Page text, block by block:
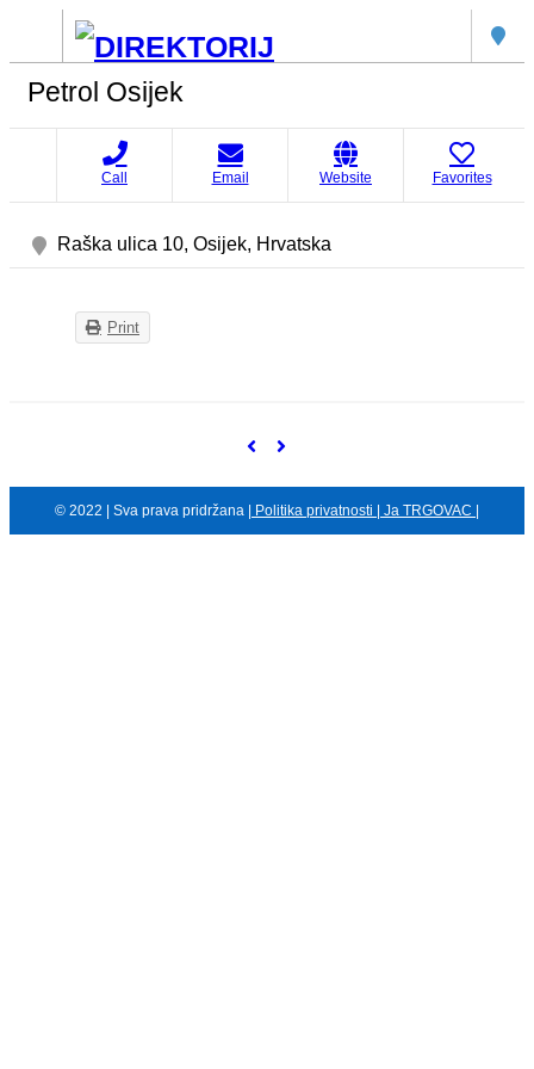
Petrol Osijek
Call Email Website Favorites
Raška ulica 10, Osijek, Hrvatska
Print
© 2022 | Sva prava pridržana | Politika privatnosti Ja TRGOVAC